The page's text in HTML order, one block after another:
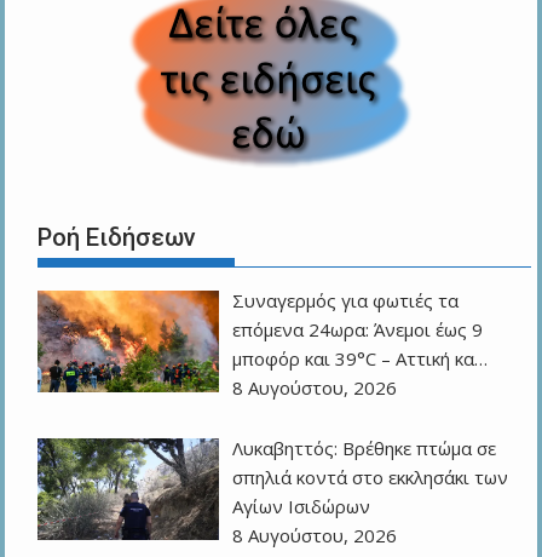
Ροή Ειδήσεων
Συναγερμός για φωτιές τα
επόμενα 24ωρα: Άνεμοι έως 9
μποφόρ και 39°C – Αττική κα…
8 Αυγούστου, 2026
Λυκαβηττός: Βρέθηκε πτώμα σε
σπηλιά κοντά στο εκκλησάκι των
Αγίων Ισιδώρων
8 Αυγούστου, 2026